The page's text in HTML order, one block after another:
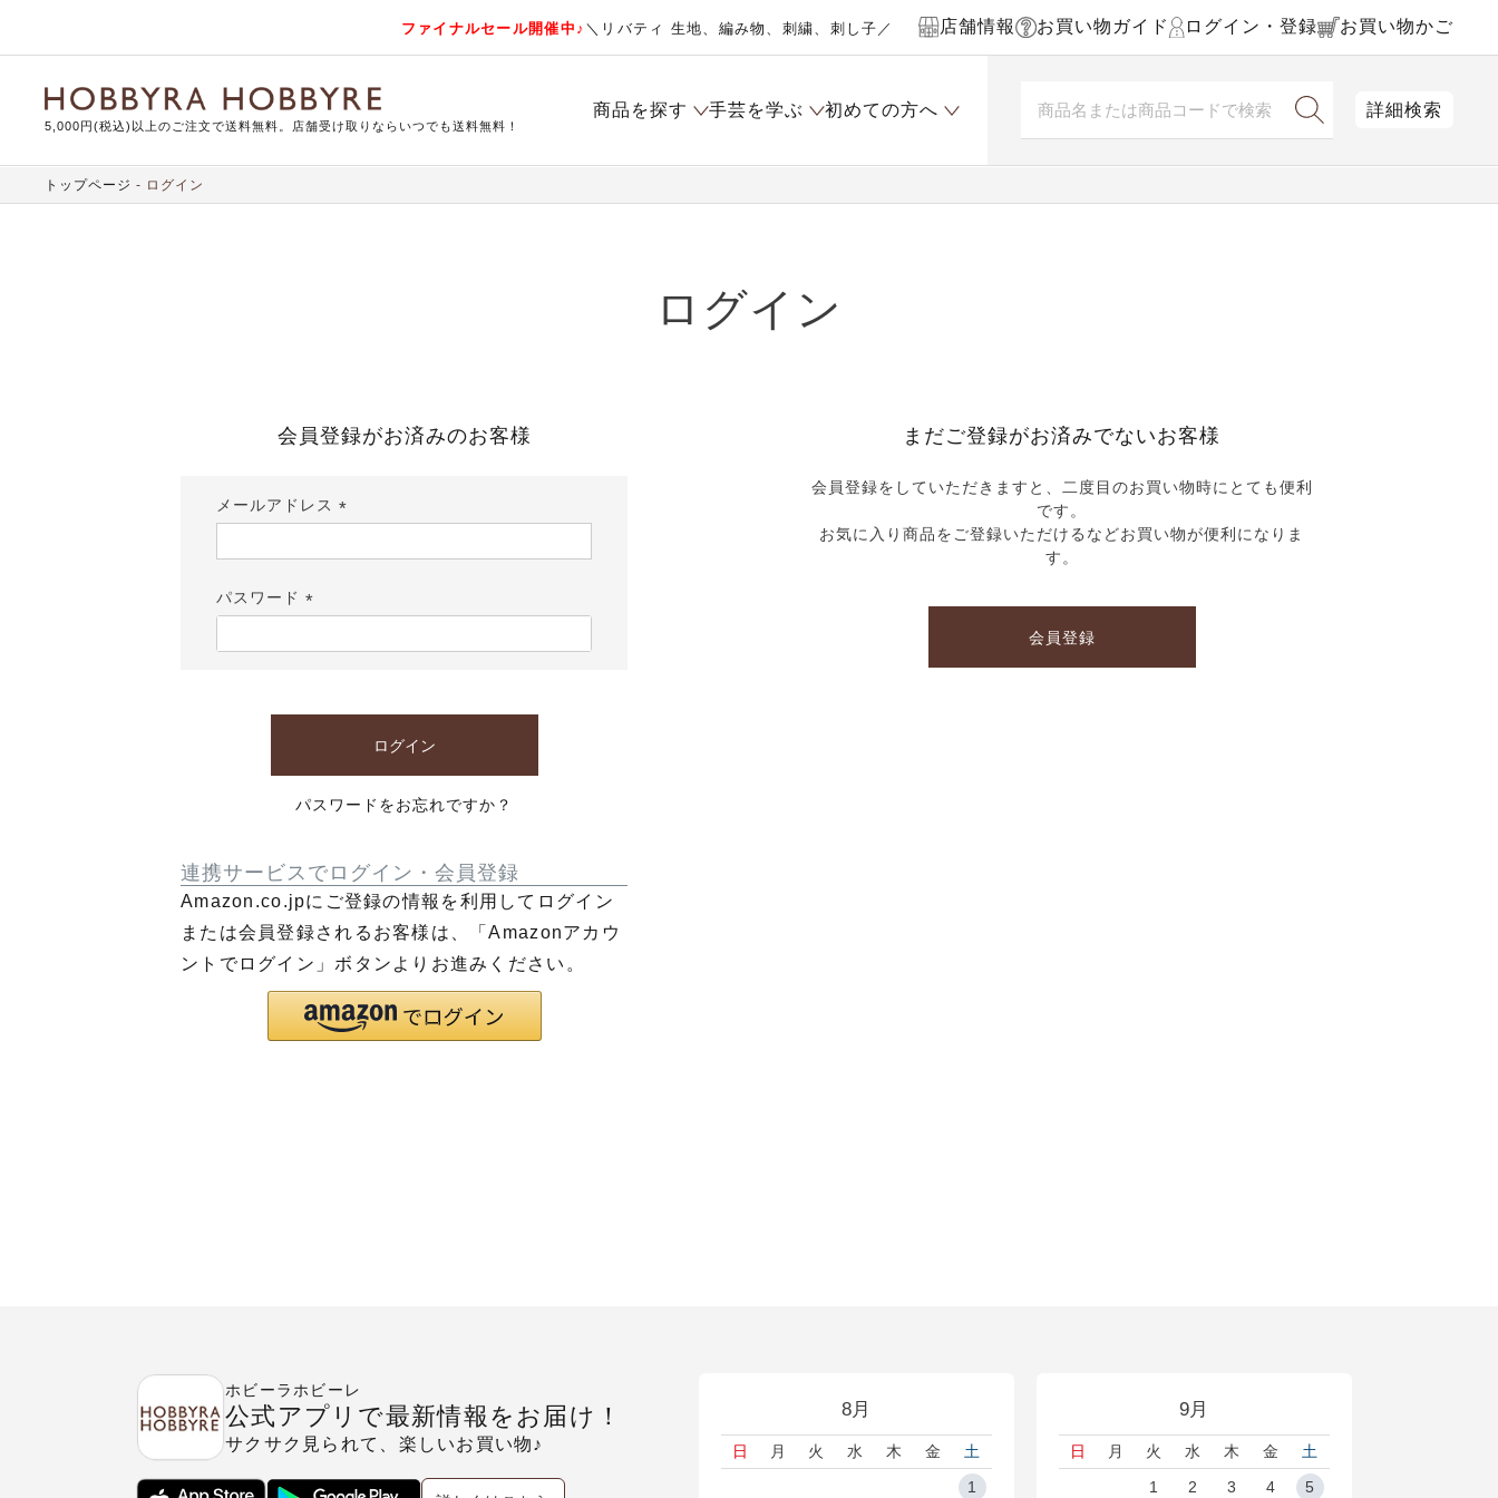
ファイナルセール開催中♪ ＼リバティ 生地、編み物、刺繍、刺し子／ 店舗情報 お買い物ガイド ログイン・登録 お買い物かご
5,000円(税込)以上のご注文で送料無料。店舗受け取りならいつでも送料無料！
商品を探す 手芸を学ぶ 初めての方へ 詳細検索
トップページ ログイン
ログイン
会員登録がお済みのお客様
メールアドレス
須)
パスワード
須)
ログイン
パスワードをお忘れですか？
連携サービスでログイン・会員登録
Amazon.co.jpにご登録の情報を利用してログイン
または会員登録されるお客様は、「Amazonアカウ
ントでログイン」ボタンよりお進みください。
まだご登録がお済みでないお客様
会員登録をしていただきますと、二度目のお買い物時にとても便利
です。
お気に入り商品をご登録いただけるなどお買い物が便利になりま
す。
会員登録
8月
日 月 火 水 木 金
土
1
9月
日 月 火 水 木 金
土
1
2 3 4 5
ホビーラホビーレ
公式アプリで最新情報をお届け！
サクサク見られて、楽しいお買い物♪